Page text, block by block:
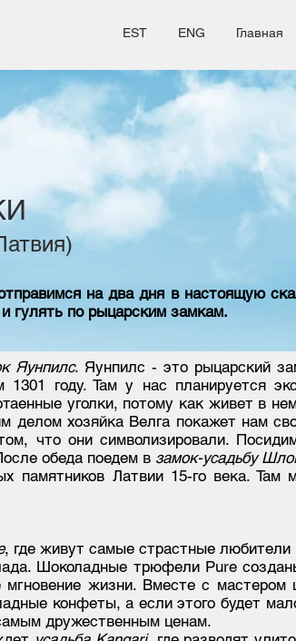
EST ENG Главная
на два дня в настоящую
гулять по рыцарским замкам.
Яунпилс. Яунпилс - это рыцарский
1301 году. Там у нас планируется
уголки, потому как живет в
делом хозяйка Велга покажет нам
что они символизировали.
обеда поедем в замок-усадьбу
памятников Латвии 15-го века.
, где живут самые страстные любители
Шоколадные трюфели Pure
мгновение жизни. Вместе с
конфеты, а если этого будет
дружественным ценам.